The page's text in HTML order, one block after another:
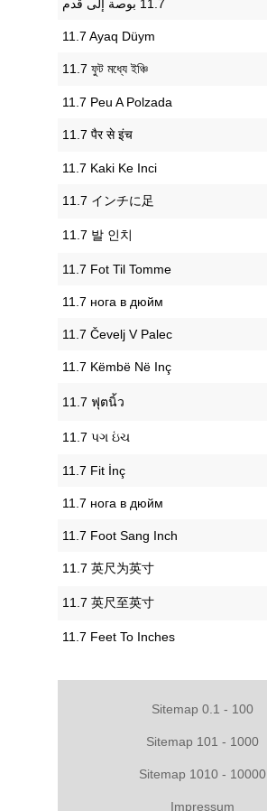
‎11.7 Ayaq Düym
‎11.7 ফুট মধ্যে ইঞ্চি
‎11.7 Peu A Polzada
‎11.7 पैर से इंच
‎11.7 Kaki Ke Inci
‎11.7 インチに足
‎11.7 발 인치
‎11.7 Fot Til Tomme
‎11.7 нога в дюйм
‎11.7 Čevelj V Palec
‎11.7 Këmbë Në Inç
‎11.7 ฟุตนิ้ว
‎11.7 પગ ઇંચ
‎11.7 Fit İnç
‎11.7 нога в дюйм
‎11.7 Foot Sang Inch
‎11.7 英尺为英寸
‎11.7 英尺至英寸
‎11.7 Feet To Inches
Sitemap 0.1 - 100
Sitemap 101 - 1000
Sitemap 1010 - 10000
Impressum